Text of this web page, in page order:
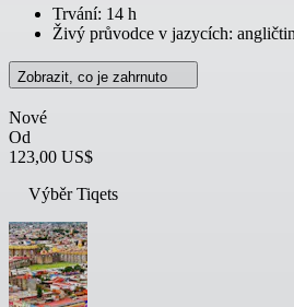
Trvání: 14 h
Živý průvodce v jazycích:
Zobrazit, co je zahrnuto
Nové
Od
123,00 US$
Výběr Tiqets